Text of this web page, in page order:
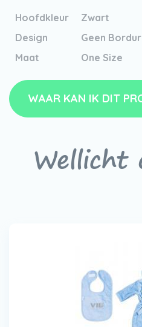
Hoofdkleur
Zwart
Design
Geen
Maat
One Size
WAAR KAN IK DIT
Wellicht